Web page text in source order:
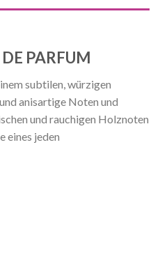
PARFUM
subtilen, würzigen
anisartige Noten und
und rauchigen Holznoten
eines jeden